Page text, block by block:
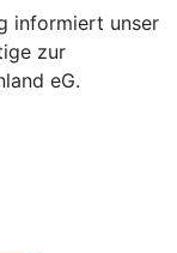
informiert unser
zur
eG.